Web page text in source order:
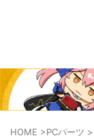
HOME >PCパーツ >